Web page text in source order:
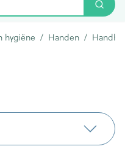
Zoek
hygiëne / Handen /